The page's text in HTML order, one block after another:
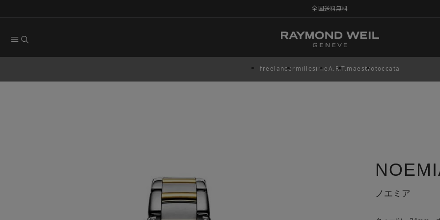
全国送料無料
freelancermillesimeA.R.T.maestrotoccata
ノエミア